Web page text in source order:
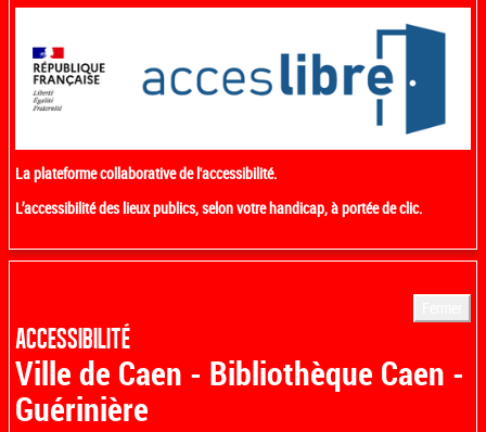
La plateforme collaborative de l'accessibilité.
L’accessibilité des lieux publics, selon votre handicap, à portée de clic.
ACCESSIBILITÉ
Ville de Caen - Bibliothèque Caen -
Guérinière